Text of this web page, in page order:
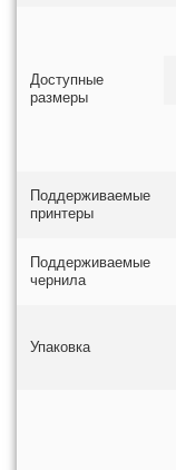
Доступные
размеры
Поддерживаемые
принтеры
Поддерживаемые
чернила
Упаковка